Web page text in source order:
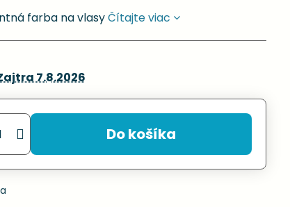
farba na vlasyČítajte viac
7.8.2026
Do košíka